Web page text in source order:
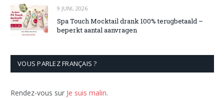
9 JUNI, 2026
Spa Touch Mocktail drank 100% terugbetaald –
beperkt aantal aanvragen
VOUS PARLEZ FRANÇAIS ?
Rendez-vous sur Je suis malin.